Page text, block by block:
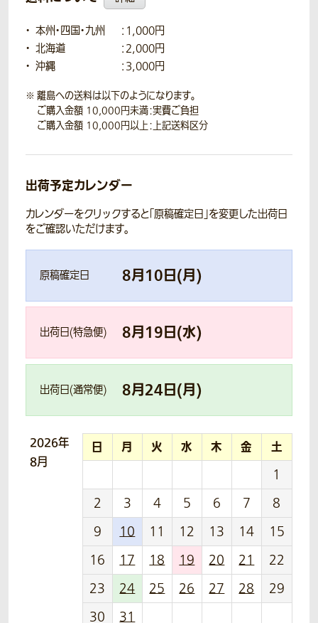
本州・四国・九州
：1,000円
北海道
：2,000円
沖縄
：3,000円
離島への送料は以下のようになります。
ご購入金額 10,000円未満：実費ご負担
ご購入金額 10,000円以上：上記送料区分
出荷予定カレンダー
カレンダーをクリックすると「原稿確定日」を変更した出荷日
をご確認いただけます。
原稿確定日 8月10日(月)
出荷日(特急便) 8月19日(水)
出荷日(通常便) 8月24日(月)
2026年
8月
日 月 火 水 木 金 土
1
2
3 4 5 6 7
8
9
10 11 12 13 14
15
16
17 18 19 20 21
22
23
24 25 26 27 28
29
30
31